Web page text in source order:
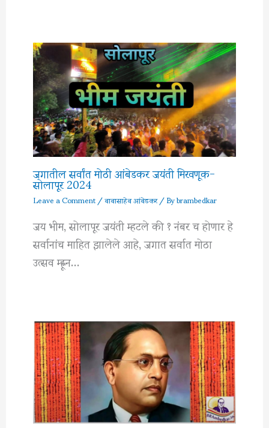
जगातील सर्वांत मोठी आंबेडकर जयंती मिरवणूक-
सोलापूर 2024
Leave a Comment/बाबासाहेब आंबेडकर/ Bybrambedkar
जय भीम, सोलापूर जयंती म्हटले की १ नंबर च होणार हे
सर्वानांच माहित झालेले आहे, जगात सर्वात मोठा
उत्सव म्ह्णून…